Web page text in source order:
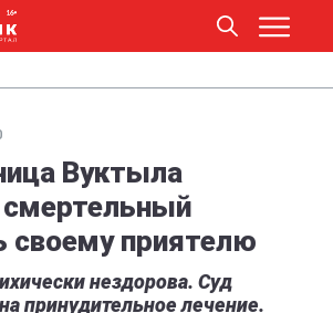
Вуктыла
своему приятелю
нездорова. Суд
принудительное лечение.